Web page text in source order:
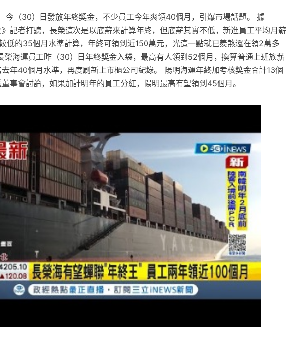
今（30）日發放年終獎金，不少員工今年爽領40個月，引爆市場話題。 據
》記者打聽，長榮這次是以底薪來計算年終，但底薪其實不低，新進員工平均月薪
低的35個月水準計算，年終可領到近150萬元，光這一點就已羨煞還在領2萬多
榮海運員工昨（30）日年終獎金入袋，最高有人領到52個月，換算普通上班族薪
年40個月水準，再度刷新上市櫃公司紀錄。 陽明海運年終加考核獎金合計13個
事會討論，如果加計明年的員工分紅，陽明最高有望領到45個月。